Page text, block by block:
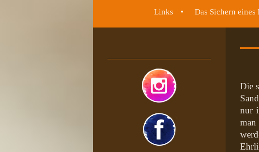
Links Das Sichern eines
Die
nur